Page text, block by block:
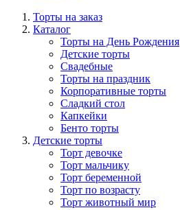
Торты на заказ
Каталог
Торты на День Рождения
Детские торты
Свадебные
Торты на праздник
Корпоративные торты
Сладкий стол
Капкейки
Бенто торты
Детские торты
Торт девочке
Торт мальчику
Торт беременной
Торт по возрасту
Торт животный мир